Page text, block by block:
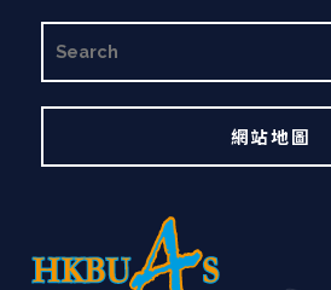
尋
網站地圖